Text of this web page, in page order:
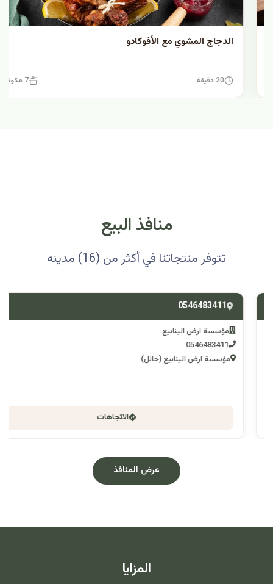
الدجاج المشوي مع الأفوكادو
منافذ البيع
تتوفر منتجاتنا في أكثر من (16) مدينه
0546483411
مؤسسة ارض الينابيع
0546483411
مؤسسة ارض الينابيع (حائل)
الاتجاهات
عرض المنافذ
المزايا